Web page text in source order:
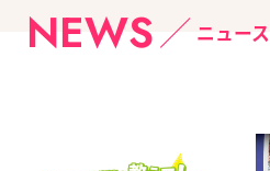
NEWS ニュース